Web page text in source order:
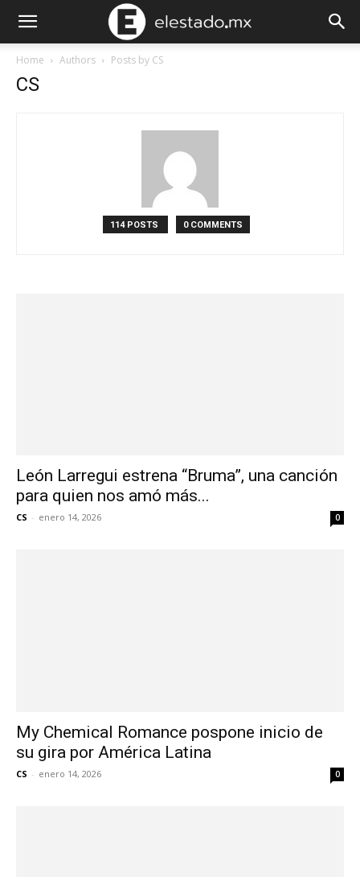
Home Authors Posts by CS
CS
114 POSTS 0 COMMENTS
León Larregui estrena “Bruma”, una canción
para quien nos amó más...
CS - enero 14, 2026 0
My Chemical Romance pospone inicio de
su gira por América Latina
CS - enero 14, 2026 0